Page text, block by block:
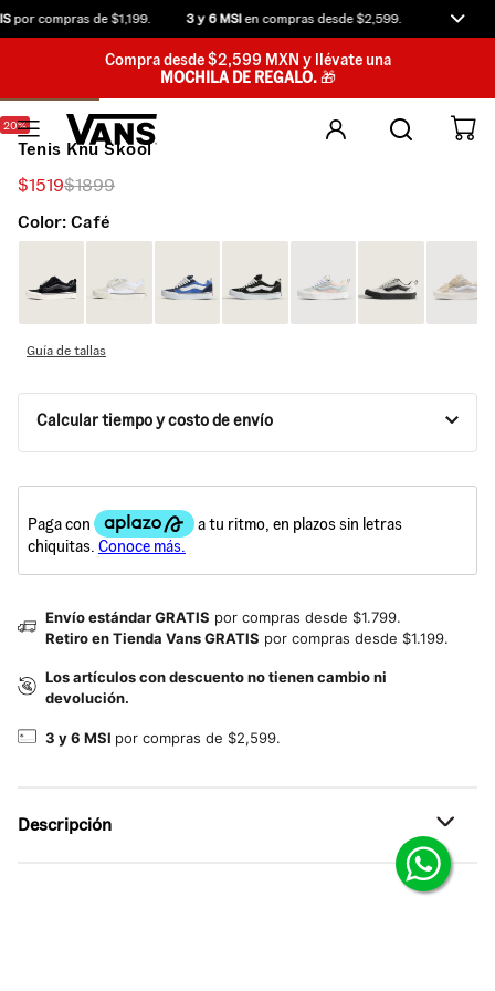
por compras de $1,199. 3 y 6 MSIen compras desde $2,599. Compra
Compra desde $2,599 MXN y llévate una
MOCHILA DE REGALO.🎁
20%
Tenis Knu Skool
$1519$1899
Color:Café
Guía de tallas
Calcular tiempo y costo de envío
Envío estándar GRATIS por compras desde $1.799.
Retiro en Tienda Vans GRATIS por compras desde $1.199.
Los artículos con descuento no tienen cambio ni
devolución.
3 y 6 MSI por compras de $2,599.
Descripción